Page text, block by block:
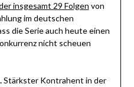
insgesamt 29 Folgen von
im deutschen
die Serie auch heute einen
nicht scheuen
Stärkster Kontrahent in der